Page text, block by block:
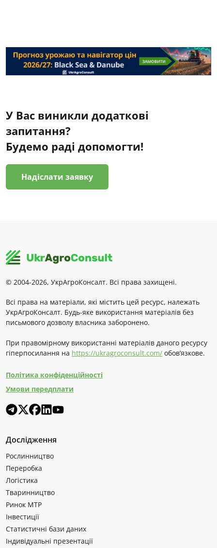
У Вас виникли додаткові
запитання?
Будемо раді допомогти!
Надіслати заявку
© 2004-2026, УкрАгроКонсалт. Всі права захищені.
Всі права на матеріали, які містить цей ресурс, належать
УкрАгроКонсалт. Будь-яке використання матеріалів без
письмового дозволу власника заборонено.
При правомірному використанні матеріалів даного ресурсу
гіперпосилання на https://ukragroconsult.com/ обов’язкове.
Політика конфіденційності
Умови передплати
Дослідження
Рослинництво
Переробка
Логістика
Тваринництво
Ринок МТР
Інвестиції
Статистичні бази даних
Індивідуальні презентації